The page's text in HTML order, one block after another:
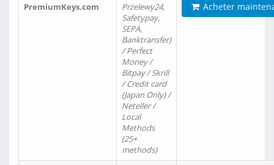
PremiumKeys.com
Przelewy24,
Safetypay,
SEPA,
Banktransfer)
/ Perfect
Money /
Bitpay / Skrill
/ Credit card
(Japan Only) /
Neteller /
Local
Methods
(25+
methods)
Acheter